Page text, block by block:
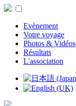
Evènement
Votre voyage
Photos & Vidéos
Résultats
L'association